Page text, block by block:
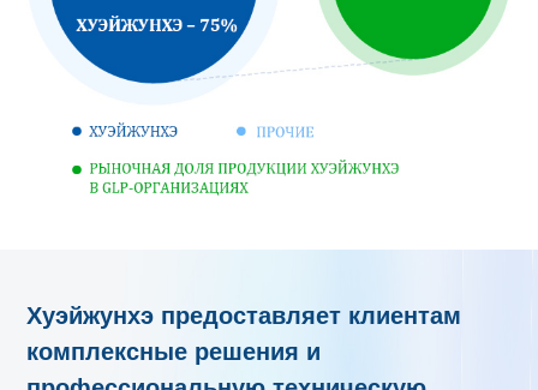
Хуэйжунхэ предоставляет клиентам
комплексные решения и